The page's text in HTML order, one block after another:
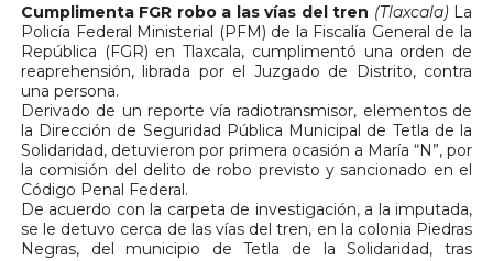
Cumplimenta FGR robo a las vías del tren (Tlaxcala) La
Policía Federal Ministerial (PFM) de la Fiscalía General de la
República (FGR) en Tlaxcala, cumplimentó una orden de
reaprehensión, librada por el Juzgado de Distrito, contra
una persona.
Derivado de un reporte vía radiotransmisor, elementos de
la Dirección de Seguridad Pública Municipal de Tetla de la
Solidaridad, detuvieron por primera ocasión a María “N”, por
la comisión del delito de robo previsto y sancionado en el
Código Penal Federal.
De acuerdo con la carpeta de investigación, a la imputada,
se le detuvo cerca de las vías del tren, en la colonia Piedras
Negras, del municipio de Tetla de la Solidaridad, tras